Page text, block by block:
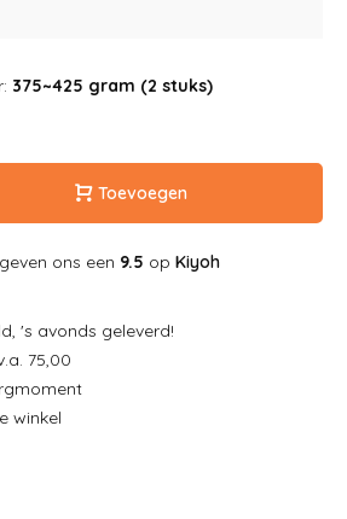
375~425 gram (2 stuks)
Toevoegen
ons een 9.5 op Kiyoh
's avonds geleverd!
75,00
winkel